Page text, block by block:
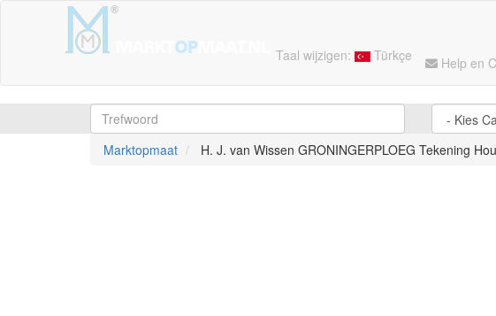
Taal wijzigen: Türkçe Help en
Marktopmaat
H. J. van Wissen GRONINGERPLOEG Tekening